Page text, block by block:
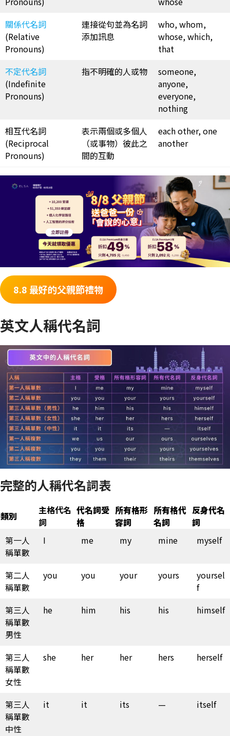
關係代名詞
(Relative
Pronouns)
連接從句並為名詞
添加訊息
who, whom,
whose, which,
that
不定代名詞
(Indefinite
Pronouns)
指不明確的人或物
someone,
anyone,
everyone,
nothing
相互代名詞
(Reciprocal
Pronouns)
表示兩個或多個人
（或事物）彼此之
間的互動
each other, one
another
8.8 最好的父親節禮物
英文人稱代名詞
完整的人稱代名詞表
類別
主格代名
詞
代名詞受
格
所有格形
容詞
所有格代
名詞
反身代名
詞
第一人
稱單數
I me my mine myself
第二人
稱單數
you you your yours
yoursel
f
第三人
稱單數
男性
he him his his himself
第三人
稱單數
女性
she her her hers herself
第三人
稱單數
中性
it it its — itself